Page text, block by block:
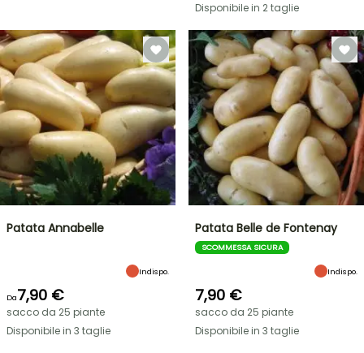
Disponibile in 2 taglie
Patata Annabelle
Indispo.
Da7,90 €
sacco da 25 piante
Disponibile in 3 taglie
Patata Belle de Fontenay
SCOMMESSA SICURA
Indispo.
7,90 €
sacco da 25 piante
Disponibile in 3 taglie